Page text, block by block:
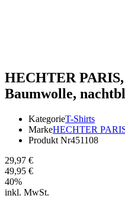
HECHTER PARIS,
Baumwolle,
KategorieT-Shirts
MarkeHECHTER
Produkt Nr451108
29,97 €
49,95 €
40%
inkl. MwSt.